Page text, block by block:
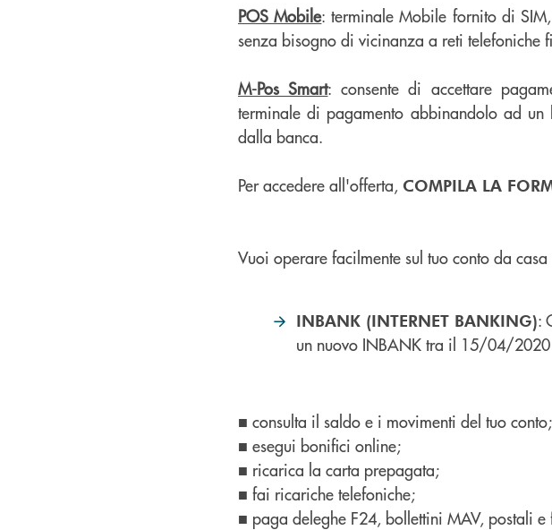
POS Mobile: terminale Mobile fornito di
senza bisogno di vicinanza a reti telefoniche
M-Pos Smart: consente di accettare
terminale di pagamento abbinandolo ad
dalla banca.
Per accedere all'offerta, COMPILA LA
Vuoi operare facilmente sul tuo conto da casa
INBANK (INTERNET BANKING):
un nuovo INBANK tra il 15/04/
■ consulta il saldo e i movimenti del tuo conto;
■ esegui bonifici online;
■ ricarica la carta prepagata;
■ fai ricariche telefoniche;
■ paga deleghe F24, bollettini MAV, postali e